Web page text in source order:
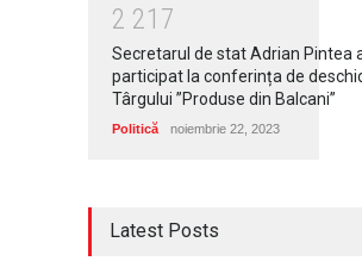
2 21 7
Secretarul de stat Adrian Pintea
participat la conferința de
Târgului ”Produse din Balcani”
Politică noiembrie 22, 2023
Latest Posts